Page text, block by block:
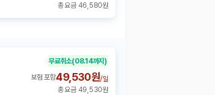
총 요금 46,580원
무료취소(08.14까지)
보험 포함49,530원/일
총 요금 49,530원